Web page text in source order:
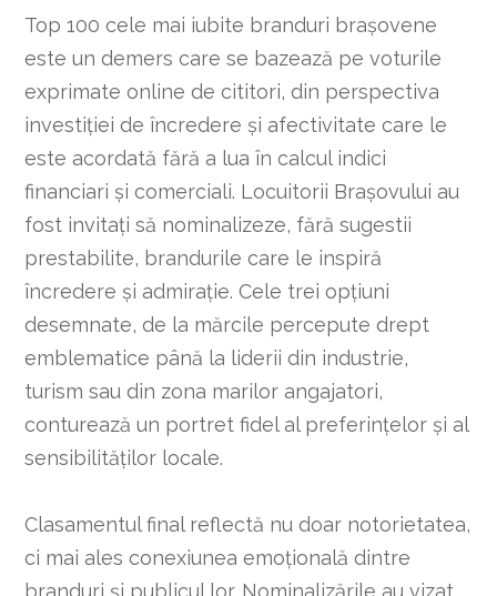
Top 100 cele mai iubite branduri brașovene
este un demers care se bazează pe voturile
exprimate online de cititori, din perspectiva
investiţiei de încredere şi afectivitate care le
este acordată fără a lua în calcul indici
financiari și comerciali. Locuitorii Brașovului au
fost invitați să nominalizeze, fără sugestii
prestabilite, brandurile care le inspiră
încredere și admirație. Cele trei opțiuni
desemnate, de la mărcile percepute drept
emblematice până la liderii din industrie,
turism sau din zona marilor angajatori,
conturează un portret fidel al preferințelor și al
sensibilităților locale.
Clasamentul final reflectă nu doar notorietatea,
ci mai ales conexiunea emoțională dintre
branduri și publicul lor. Nominalizările au vizat